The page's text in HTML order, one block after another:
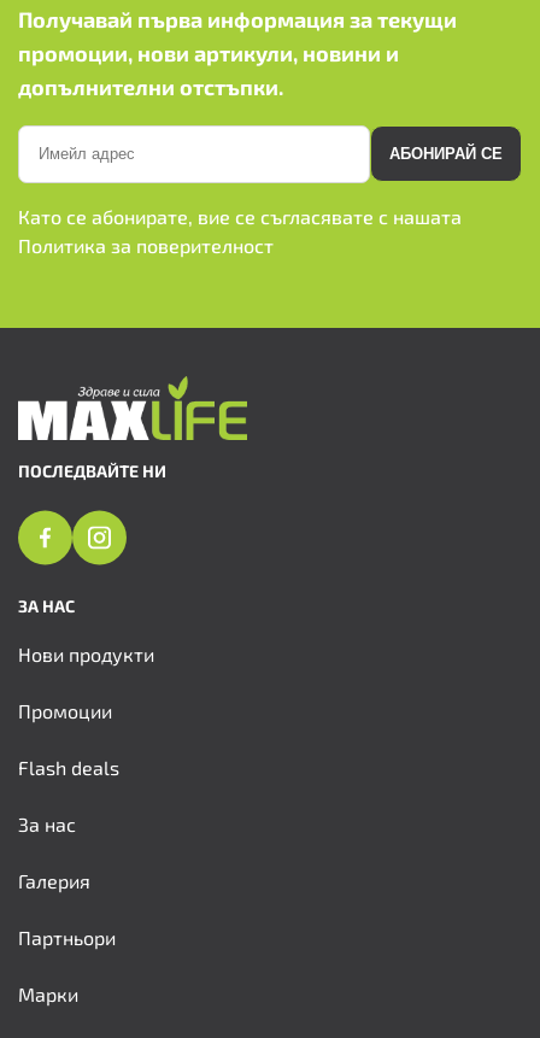
Получавай първа информация за текущи
промоции, нови артикули, новини и
допълнителни отстъпки.
АБОНИРАЙ СЕ
Като се абонирате, вие се съгласявате с нашата
Политика за поверителност
ПОСЛЕДВАЙТЕ НИ
ЗА НАС
Нови продукти
Промоции
Flash deals
За нас
Галерия
Партньори
Марки